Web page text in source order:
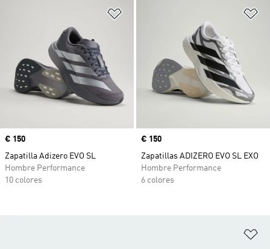
Precio
€ 150
Zapatilla Adizero EVO SL
Hombre Performance
10 colores
Precio
€ 150
Zapatillas ADIZERO EVO SL EXO
Hombre Performance
6 colores